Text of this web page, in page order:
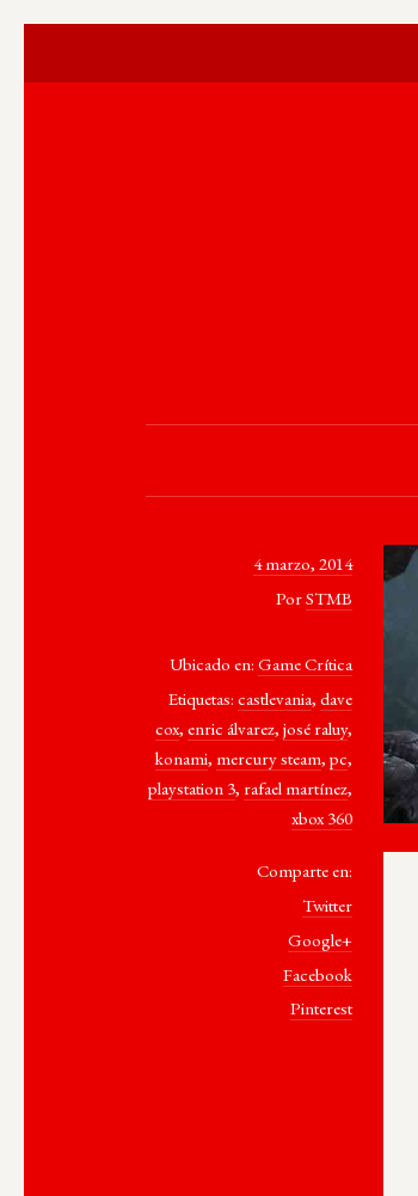
4 marzo, 2014
PorSTMB
Ubicado en:Game Crítica
Etiquetas:castlevania,dave
cox,enric álvarez,josé raluy,
konami, mercury steam,pc,
playstation 3, rafael martínez,
xbox 360
Comparte en:
Twitter
Google+
Facebook
Pinterest